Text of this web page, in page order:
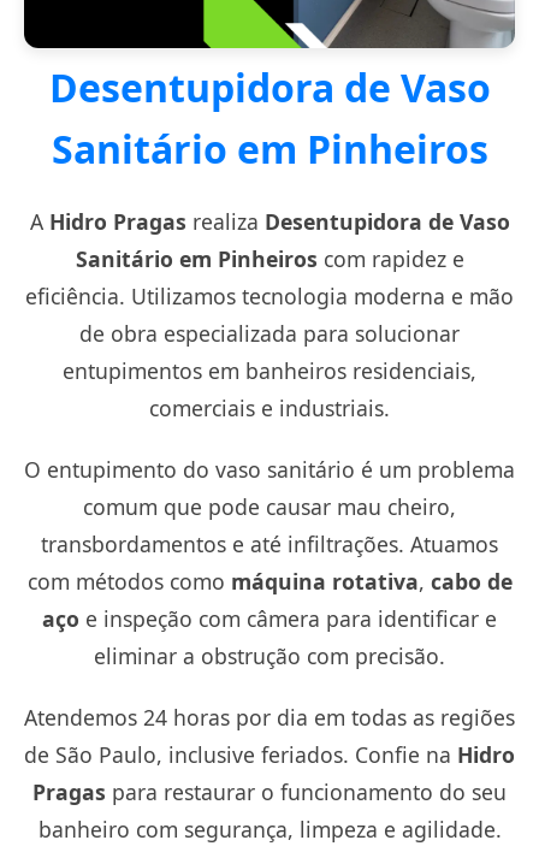
Desentupidora de Vaso
Sanitário em Pinheiros
A Hidro Pragas realiza Desentupidora de Vaso
Sanitário em Pinheiros com rapidez e
eficiência. Utilizamos tecnologia moderna e mão
de obra especializada para solucionar
entupimentos em banheiros residenciais,
comerciais e industriais.
O entupimento do vaso sanitário é um problema
comum que pode causar mau cheiro,
transbordamentos e até infiltrações. Atuamos
com métodos como máquina rotativa, cabo de
aço e inspeção com câmera para identificar e
eliminar a obstrução com precisão.
Atendemos 24 horas por dia em todas as regiões
de São Paulo, inclusive feriados. Confie na Hidro
Pragas para restaurar o funcionamento do seu
banheiro com segurança, limpeza e agilidade.